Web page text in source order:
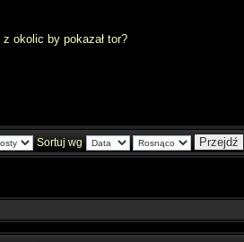
okolic by pokazał tor?
Sortuj wg